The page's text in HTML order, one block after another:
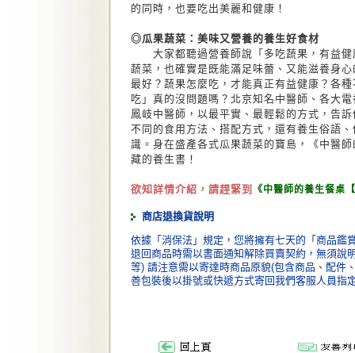
的同時，也要吃出美麗和健康！
◎瓜果蔬菜：美味又營養的養生好食材
大家都聽過營養師說「多吃蔬果，有益健
蔬菜，也確實是既能滿足味蕾、又能滋養身
最好？蔬果怎麼吃，才能真正有益健康？各
吃」真的沒問題嗎？北京知名中醫師、各大
鳳岐中醫師，以最平實、最輕鬆的方式，告
不同的食用方法、搭配方式，還有養生俗語
識。身在盛產各式瓜果蔬菜的寶島，《中醫
藏的養生書！
欲知詳情介紹，請趕緊到 《中醫師的養生餐桌
商店退換貨說明
依據「消保法」規定，您將擁有七天的「商品鑑
退回商品時需以書面通知解除買賣契約，無須說
等) 請注意需以寄達時商品原貌(包含商品、配件
善包裝後以掛號或快遞方式寄回我們客服人員指